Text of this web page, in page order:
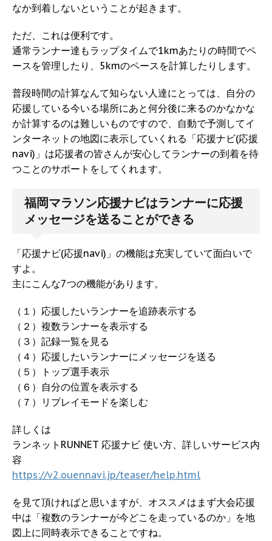
なか到着しないということが起きます。
ただ、これは便利です。
通常ランナー達もラップタイムで1kmあたりの時間でペ
ースを管理したり、5kmのペースを計算したりします。
普段時間の計算なんて知らない人達にとっては、自分の
応援している今いる場所にあと何分後に来るのかなかな
か計算するのは難しいものですので、自動で予測してイ
ンターネットの地図に表示していくれる「応援ナビ(応援
navi)」は応援者の皆さんが安心してランナーの到着を待
つことのサポートをしてくれます。
福岡マラソン応援ナビはランナーに応援
メッセージを送ることができる
「応援ナビ(応援navi)」の機能は充実していて面白いで
すよ。
主にこんな7つの機能があります。
（１）応援したいランナーを追跡表示する
（２）複数ランナーを表示する
（３）記録一覧を見る
（４）応援したいランナーにメッセージを送る
（５）トップ選手表示
（６）自分の位置を表示する
（７）リプレイモードを楽しむ
詳しくは
ランネットRUNNET 応援ナビ 使い方、詳しいサービス内
容
https://v2.ouennavi.jp/teaser/help.html
を見て頂ければと思いますが、オススメはまず大会応援
中は「複数のランナーが今どこを走っているのか」を地
図上に同時表示できることですね。